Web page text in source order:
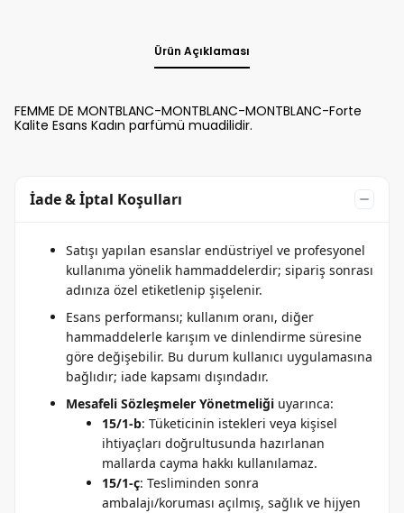
Ürün Açıklaması
FEMME DE MONTBLANC-MONTBLANC-MONTBLANC-Forte
Kalite Esans Kadın parfümü muadilidir.
İade & İptal Koşulları
Satışı yapılan esanslar endüstriyel ve profesyonel
kullanıma yönelik hammaddelerdir; sipariş sonrası
adınıza özel etiketlenip şişelenir.
Esans performansı; kullanım oranı, diğer
hammaddelerle karışım ve dinlendirme süresine
göre değişebilir. Bu durum kullanıcı uygulamasına
bağlıdır; iade kapsamı dışındadır.
Mesafeli Sözleşmeler Yönetmeliği uyarınca:
15/1-b: Tüketicinin istekleri veya kişisel
ihtiyaçları doğrultusunda hazırlanan
mallarda cayma hakkı kullanılamaz.
15/1-ç: Tesliminden sonra
ambalajı/koruması açılmış, sağlık ve hijyen